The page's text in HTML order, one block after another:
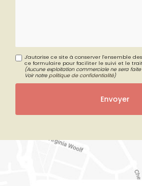
J'autorise ce site à conserver l'ensemble
ce formulaire pour faciliter le suivi et le